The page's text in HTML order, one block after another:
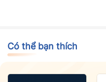
nước, trở thành một ngành
đãi để thu hút đầu tư, thúc
trắng CNTT-TT Việt Nam
cảnh và sát thực nhất về
CNTT-TT Việt Nam năm
Có thể bạn thích